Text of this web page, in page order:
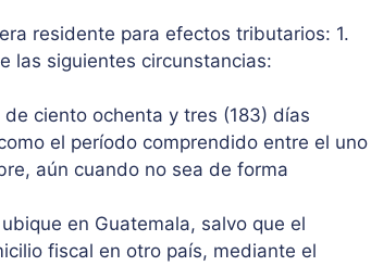
residente para efectos tributarios: 1.
las siguientes circunstancias:
ciento ochenta y tres (183) días
el período comprendido entre el uno
aún cuando no sea de forma
en Guatemala, salvo que el
fiscal en otro país, mediante el